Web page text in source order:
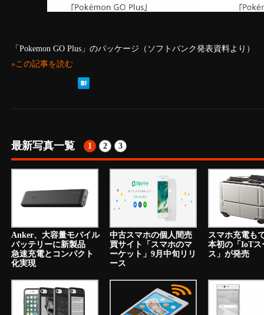
「Pokemon GO Plus」のパッケージ（ソフトバンク発表資料より）
»この記事を読む
最新写真一覧 1 2 3
Anker、大容量モバイル
バッテリーに新製品
急速充電とコンパクト
化実現
中古スマホの個人間売
買サイト「スマホのマ
ーケット」9月中旬リリ
ース
スマホ充電も
本初の「IoTス
ス」が発売